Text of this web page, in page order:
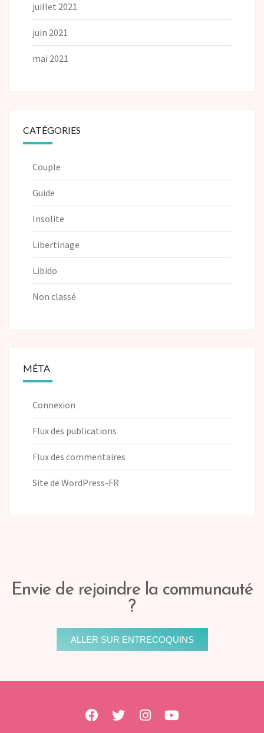
juillet 2021
juin 2021
mai 2021
CATÉGORIES
Couple
Guide
Insolite
Libertinage
Libido
Non classé
MÉTA
Connexion
Flux des publications
Flux des commentaires
Site de WordPress-FR
Envie de rejoindre la communauté
?
ALLER SUR ENTRECOQUINS